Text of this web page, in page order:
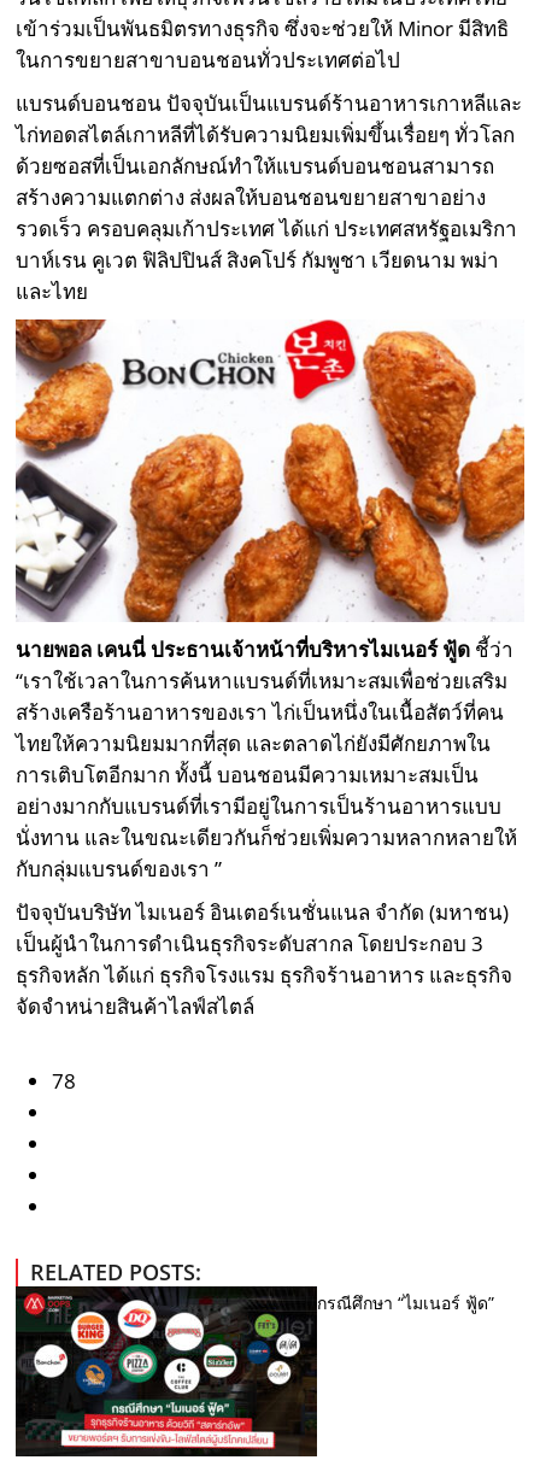
เข้าร่วมเป็นพันธมิตรทางธุรกิจ ซึ่งจะช่วยให้ Minor มีสิทธิ
ในการขยายสาขาบอนชอนทั่วประเทศต่อไป
แบรนด์บอนชอน ปัจจุบันเป็นแบรนด์ร้านอาหารเกาหลีและ
ไก่ทอดสไตล์เกาหลีที่ได้รับความนิยมเพิ่มขึ้นเรื่อยๆ ทั่วโลก
ด้วยซอสที่เป็นเอกลักษณ์ทำให้แบรนด์บอนชอนสามารถ
สร้างความแตกต่าง ส่งผลให้บอนชอนขยายสาขาอย่าง
รวดเร็ว ครอบคลุมเก้าประเทศ ได้แก่ ประเทศสหรัฐอเมริกา
บาห์เรน คูเวต ฟิลิปปินส์ สิงคโปร์ กัมพูชา เวียดนาม พม่า
และไทย
นายพอล เคนนี่ ประธานเจ้าหน้าที่บริหารไมเนอร์ ฟู้ด ชี้ว่า
“เราใช้เวลาในการค้นหาแบรนด์ที่เหมาะสมเพื่อช่วยเสริม
สร้างเครือร้านอาหารของเรา ไก่เป็นหนึ่งในเนื้อสัตว์ที่คน
ไทยให้ความนิยมมากที่สุด และตลาดไก่ยังมีศักยภาพใน
การเติบโตอีกมาก ทั้งนี้ บอนชอนมีความเหมาะสมเป็น
อย่างมากกับแบรนด์ที่เรามีอยู่ในการเป็นร้านอาหารแบบ
นั่งทาน และในขณะเดียวกันก็ช่วยเพิ่มความหลากหลายให้
กับกลุ่มแบรนด์ของเรา ”
ปัจจุบันบริษัท ไมเนอร์ อินเตอร์เนชั่นแนล จำกัด (มหาชน)
เป็นผู้นำในการดำเนินธุรกิจระดับสากล โดยประกอบ 3
ธุรกิจหลัก ได้แก่ ธุรกิจโรงแรม ธุรกิจร้านอาหาร และธุรกิจ
จัดจำหน่ายสินค้าไลฟ์สไตล์
78
RELATED POSTS:
กรณีศึกษา “ไมเนอร์ ฟู้ด”